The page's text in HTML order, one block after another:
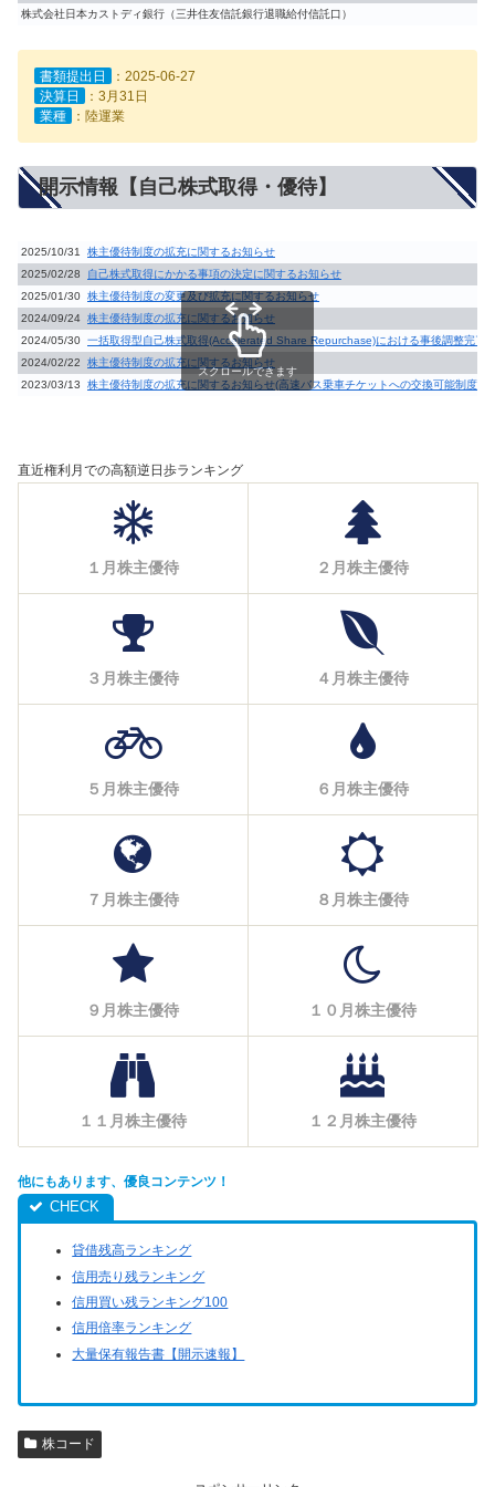
株式会社日本カストディ銀行（三井住友信託銀行退職給付信託口）
書類提出日
：2025-06-27
決算日
：3月31日
業種
：陸運業
開示情報【自己株式取得・優待】
2025/10/31
株主優待制度の拡充に関するお知らせ
2025/02/28
自己株式取得にかかる事項の決定に関するお知らせ
2025/01/30 株主優待制度の変更及び拡充に関するお知らせ
2024/09/24 株主優待制度の拡充に関するお知らせ
2024/05/30 一括取得型自己株式取得(Accelerated Share Repurchase)における事後調整完了
2024/02/22
株主優待制度の拡充に関するお知らせ
2023/03/13
株主優待制度の拡充に関するお知らせ(高速バス乗車チケットへの交換可能制度の
スクロールできます
直近権利月での高額逆日歩ランキング
１月株主優待 ２月株主優待
３月株主優待 ４月株主優待
５月株主優待 ６月株主優待
７月株主優待 ８月株主優待
９月株主優待 １０月株主優待
１１月株主優待 １２月株主優待
他にもあります、優良コンテンツ！
貸借残高ランキング
信用売り残ランキング
信用買い残ランキング100
信用倍率ランキング
大量保有報告書【開示速報】
株コード